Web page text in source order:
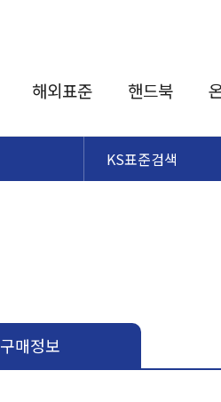
해외표준 핸드북
KS표준검색
구매정보